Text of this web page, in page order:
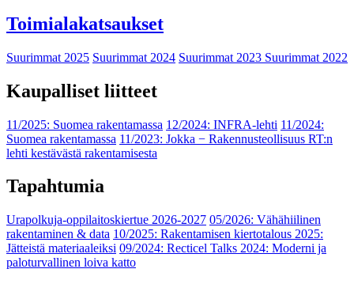
Toimialakatsaukset
Suurimmat 2025 Suurimmat 2024 Suurimmat 2023 Suurimmat 2022
Kaupalliset liitteet
11/2025: Suomea rakentamassa 12/2024: INFRA-lehti 11/2024:
Suomea rakentamassa 11/2023: Jokka − Rakennusteollisuus RT:n
lehti kestävästä rakentamisesta
Tapahtumia
Urapolkuja-oppilaitoskiertue 2026-2027 05/2026: Vähähiilinen
rakentaminen & data 10/2025: Rakentamisen kiertotalous 2025:
Jätteistä materiaaleiksi 09/2024: Recticel Talks 2024: Moderni ja
paloturvallinen loiva katto